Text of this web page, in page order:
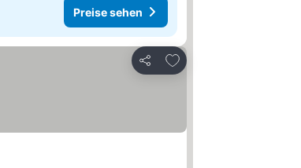
Preise sehen
Teilen
Zu Favoriten hinzufügen